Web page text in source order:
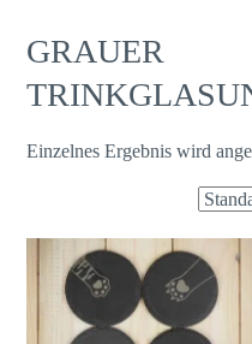
GRAUER
Einzelnes Ergebnis wird